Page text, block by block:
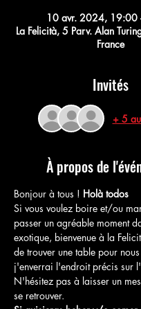
10 avr. 2024, 19:00
La Felicità, 5 Parv. Alan
France
Invités
+ 5
À propos de
Bonjour à tous ! Holà todos
Si vous voulez boire et/ou
passer un agréable moment
exotique, bienvenue à la
de trouver une table pour
j'enverrai l'endroit précis sur
N'hésitez pas à laisser un
se retrouver.